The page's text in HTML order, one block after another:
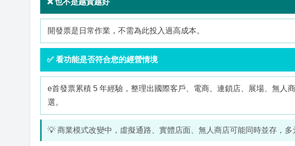
開發票是日常作業，不需為此投入過高成本。
✅ 看功能是否符合您的經營情境
e首發票累積 5 年經驗，整理出國際客戶、電商、連鎖店、展場、無人
選。
💡 商業模式改變中，虛擬通路、實體店面、無人商店可能同時並存，多